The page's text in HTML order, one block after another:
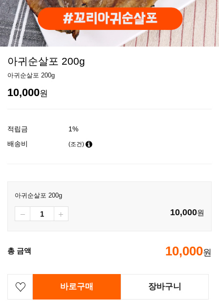
아귀순살포 200g
아귀순살포 200g
10,000원
적립금
1%
배송비
(조건)
아귀순살포 200g
10,000원
총 금액 10,000원
바로구매 장바구니